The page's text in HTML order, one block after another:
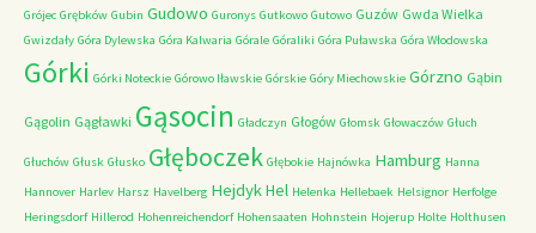
Grójec Grębków Gubin Gudowo Guronys Gutkowo Gutowo Guzów Gwda Wielka
Gwizdały Góra Dylewska Góra Kalwaria Górale Góraliki Góra Puławska Góra Włodowska
Górki Górki Noteckie Górowo Iławskie Górskie Góry Miechowskie Górzno Gąbin
Gągolin Gągławki Gąsocin Gładczyn Głogów Głomsk Głowaczów Głuch
Głuchów Głusk Głusko Głęboczek Głębokie Hajnówka Hamburg Hanna
Hannover Harlev Harsz Havelberg HejdykHel Helenka Hellebaek Helsignor Herfolge
Heringsdorf Hillerod Hohenreichendorf Hohensaaten Hohnstein Hojerup Holte Holthusen